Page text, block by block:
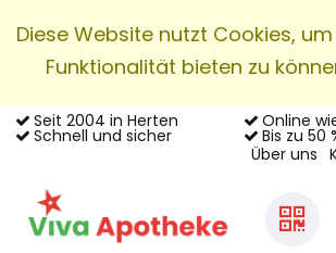
Diese Website nutzt Cookies,
Funktionalität bieten zu
Seit 2004 in Herten Online
Schnell und sicher
Bis zu 50
Über uns